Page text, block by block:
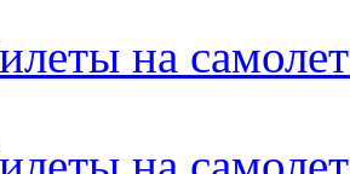
на